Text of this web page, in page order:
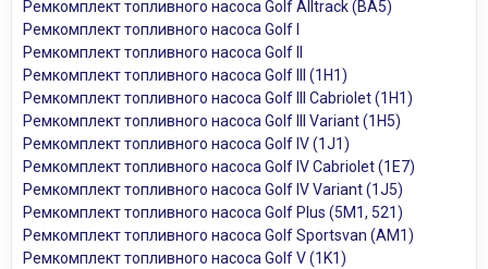
Ремкомплект топливного насоса Golf Alltrack (BA5)
Ремкомплект топливного насоса Golf I
Ремкомплект топливного насоса Golf II
Ремкомплект топливного насоса Golf III (1H1)
Ремкомплект топливного насоса Golf III Cabriolet (1H1)
Ремкомплект топливного насоса Golf III Variant (1H5)
Ремкомплект топливного насоса Golf IV (1J1)
Ремкомплект топливного насоса Golf IV Cabriolet (1E7)
Ремкомплект топливного насоса Golf IV Variant (1J5)
Ремкомплект топливного насоса Golf Plus (5M1, 521)
Ремкомплект топливного насоса Golf Sportsvan (AM1)
Ремкомплект топливного насоса Golf V (1K1)